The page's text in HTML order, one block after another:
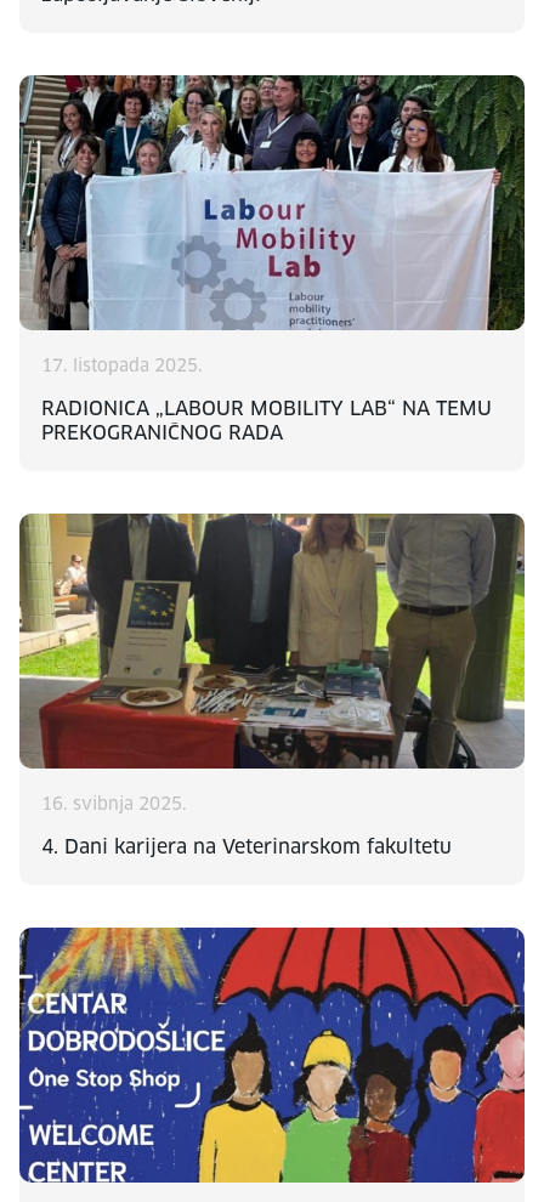
17. listopada 2025.
RADIONICA „LABOUR MOBILITY LAB“ NA TEMU
PREKOGRANIČNOG RADA
16. svibnja 2025.
4. Dani karijera na Veterinarskom fakultetu